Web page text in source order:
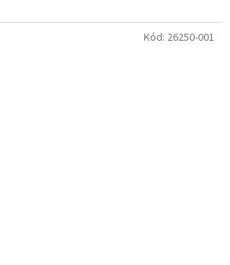
Kód: 26250-001